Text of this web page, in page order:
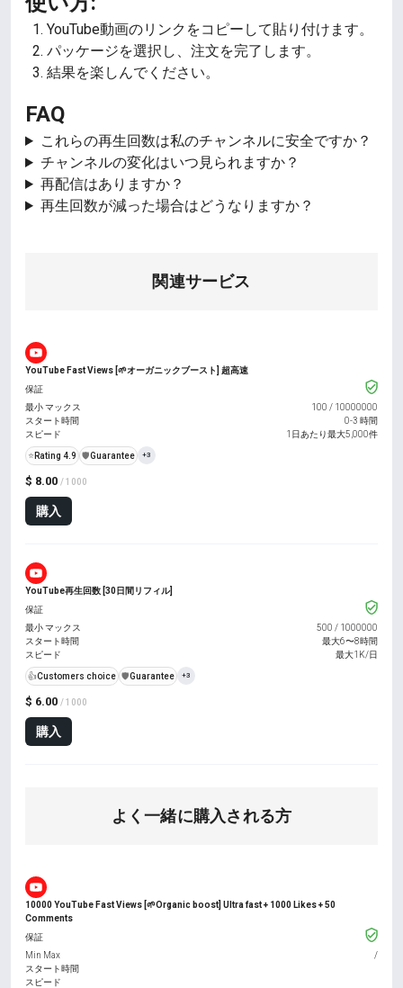
YouTube動画のリンクをコピーして貼り付けます。
パッケージを選択し、注文を完了します。
結果を楽しんでください。
FAQ
これらの再生回数は私のチャンネルに安全ですか？
チャンネルの変化はいつ見られますか？
再配信はありますか？
再生回数が減った場合はどうなりますか？
関連サービス
YouTube Fast Views [🌱オーガニックブースト] 超高速
$ 8.00 / 1000
購入
保証
最小 マックス
100 / 10000000
スタート時間
0-3 時間
スピード
1日あたり最大5,000件
⭐ Rating 4.9 ️🛡️Guarantee +3
YouTube再生回数 [30日間リフィル]
$ 6.00 / 1000
購入
保証
最小 マックス
500 / 1000000
スタート時間
最大6〜8時間
スピード
最大1K/日
👍Customers choice ️🛡️Guarantee +3
よく一緒に購入される方
10000 YouTube Fast Views [🌱Organic boost] Ultra fast + 1000 Likes + 50
Comments
保証
Min Max
/
スタート時間
スピード